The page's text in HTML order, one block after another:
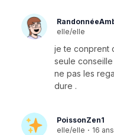
elle/elle
je te conprent
seule
ne pas les
dure .
PoissonZen1
elle/elle · 16 ans